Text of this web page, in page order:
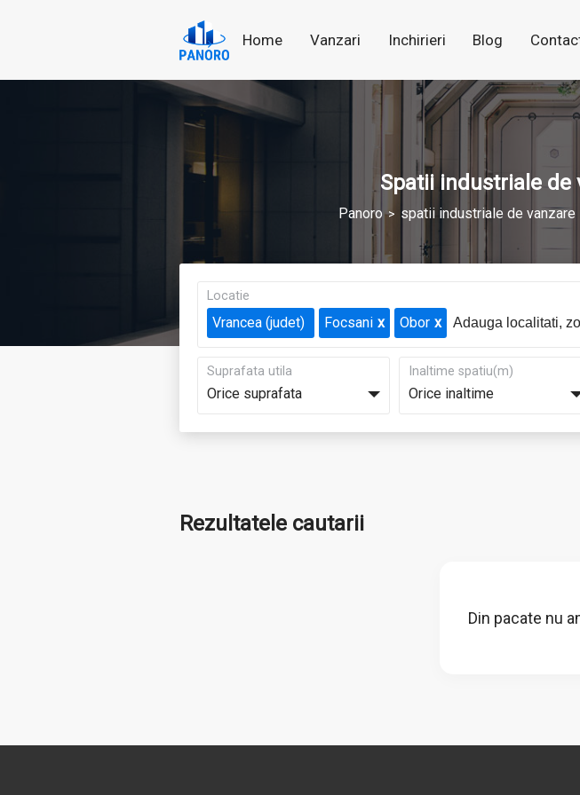
Home Vanzari Inchirieri Blog
Spatii industriale de
Panoro spatii industriale de vanzare
Locatie
Vrancea (judet) Focsani Obor
Suprafata utila
Orice suprafata
Inaltime spatiu(m)
Orice inaltime
Rezultatele cautarii
Din pacate nu